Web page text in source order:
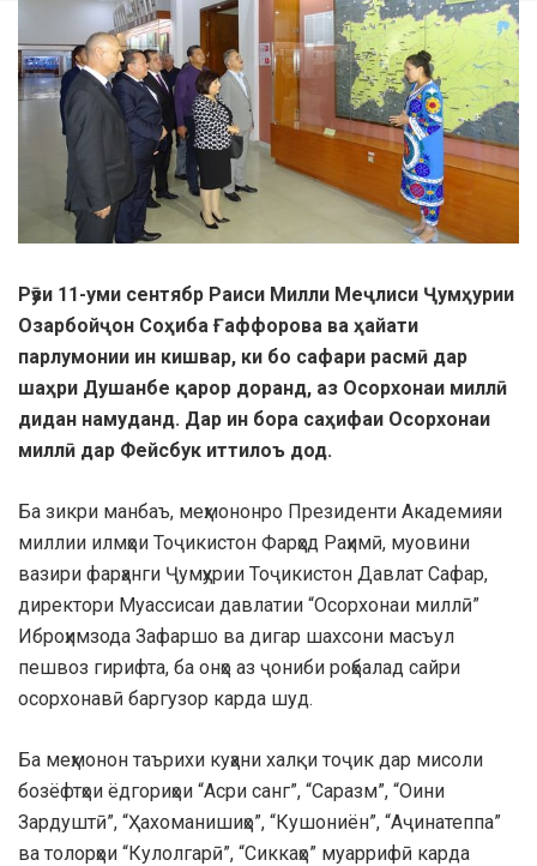
Рӯзи 11-уми сентябр Раиси Милли Меҷлиси Ҷумҳурии
Озарбойҷон Соҳиба Ғаффорова ва ҳайати
парлумонии ин кишвар, ки бо сафари расмӣ дар
шаҳри Душанбе қарор доранд, аз Осорхонаи миллӣ
дидан намуданд. Дар ин бора саҳифаи Осорхонаи
миллӣ дар Фейсбук иттилоъ дод.
Ба зикри манбаъ, меҳмононро Президенти Академияи
миллии илмҳои Тоҷикистон Фарҳод Раҳимӣ, муовини
вазири фарҳанги Ҷумҳурии Тоҷикистон Давлат Сафар,
директори Муассисаи давлатии “Осорхонаи миллӣ”
Иброҳимзода Зафаршо ва дигар шахсони масъул
пешвоз гирифта, ба онҳо аз ҷониби роҳбалад сайри
осорхонавӣ баргузор карда шуд.
Ба меҳмонон таърихи куҳани халқи тоҷик дар мисоли
бозёфтҳои ёдгориҳои “Асри санг”, “Саразм”, “Оини
Зардуштӣ”, “Ҳахоманишиҳо”, “Кушониён”, “Аҷинатеппа”
ва толорҳои “Кулолгарӣ”, “Сиккаҳо” муаррифӣ карда